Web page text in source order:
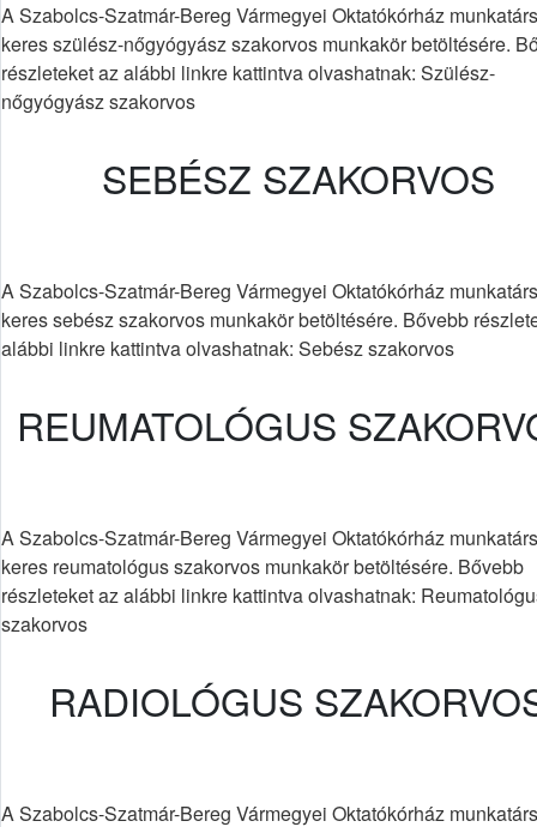
A Szabolcs-Szatmár-Bereg Vármegyei Oktatókórház
keres szülész-nőgyógyász szakorvos munkakör betöltésére.
részleteket az alábbi linkre kattintva olvashatnak: Szülész-
nőgyógyász szakorvos
SEBÉSZ SZAKORVOS
A Szabolcs-Szatmár-Bereg Vármegyei Oktatókórház
keres sebész szakorvos munkakör betöltésére. Bővebb
alábbi linkre kattintva olvashatnak: Sebész szakorvos
REUMATOLÓGUS
A Szabolcs-Szatmár-Bereg Vármegyei Oktatókórház
keres reumatológus szakorvos munkakör betöltésére. Bővebb
részleteket az alábbi linkre kattintva olvashatnak:
szakorvos
RADIOLÓGUS
A Szabolcs-Szatmár-Bereg Vármegyei Oktatókórház